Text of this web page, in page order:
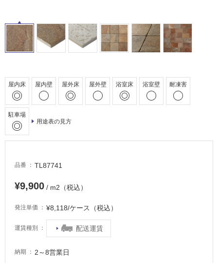
屋内床 屋内壁 屋外床 屋外壁 浴室床 浴室壁 耐凍害
駐車場
用途表の見方
品番 TL87741
¥9,900 / m2（税込）
発注単価 ¥8,118/ケース（税込）
運賃種別 配送運賃
納期 2～8営業日
床・
屋
外
浴
室
床・
駐
車
場
常
適
て
い
適
し